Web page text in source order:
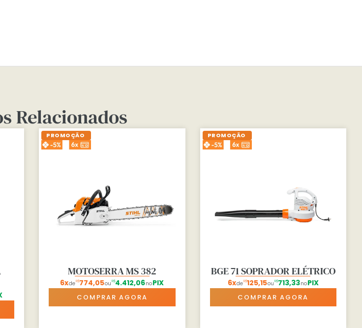
Relacionados
MOTOSERRA MS 382
6xdeR$774,05ou R$4.412,06noPIX
COMPRAR AGORA
PROMOÇÃO
BGE 71 SOPRADOR ELÉTRICO
6xdeR$125,15ou R$713,33noPIX
COMPRAR AGORA
PROMOÇÃO